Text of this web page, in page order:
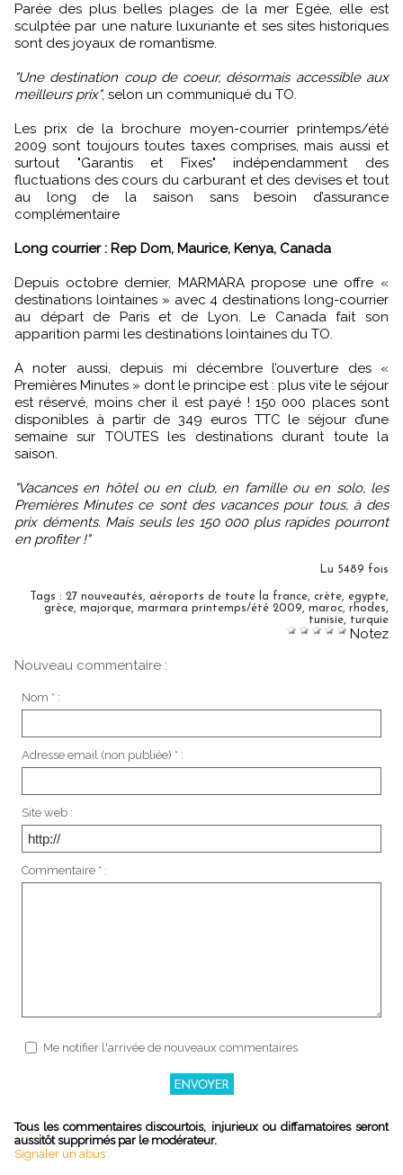
Parée des plus belles plages de la mer Egée, elle est
sculptée par une nature luxuriante et ses sites historiques
sont des joyaux de romantisme.
"Une destination coup de coeur, désormais accessible aux
meilleurs prix", selon un communiqué du TO.
Les prix de la brochure moyen-courrier printemps/été
2009 sont toujours toutes taxes comprises, mais aussi et
surtout "Garantis et Fixes" indépendamment des
fluctuations des cours du carburant et des devises et tout
au long de la saison sans besoin d’assurance
complémentaire
Long courrier : Rep Dom, Maurice, Kenya, Canada
Depuis octobre dernier, MARMARA propose une offre «
destinations lointaines » avec 4 destinations long-courrier
au départ de Paris et de Lyon. Le Canada fait son
apparition parmi les destinations lointaines du TO.
A noter aussi, depuis mi décembre l’ouverture des «
Premières Minutes » dont le principe est : plus vite le séjour
est réservé, moins cher il est payé ! 150 000 places sont
disponibles à partir de 349 euros TTC le séjour d’une
semaine sur TOUTES les destinations durant toute la
saison.
"Vacances en hôtel ou en club, en famille ou en solo, les
Premières Minutes ce sont des vacances pour tous, à des
prix déments. Mais seuls les 150 000 plus rapides pourront
en profiter !"
Lu 5489 fois
Tags : 27 nouveautés, aéroports de toute la france, crète, egypte,
grèce, majorque, marmara printemps/été 2009, maroc, rhodes,
tunisie, turquie
Notez
Nouveau commentaire :
Nom * :
Adresse email (non publiée) * :
Site web :
Commentaire * :
Me notifier l'arrivée de nouveaux commentaires
Tous les commentaires discourtois, injurieux ou diffamatoires seront
aussitôt supprimés par le modérateur.
Signaler un abus